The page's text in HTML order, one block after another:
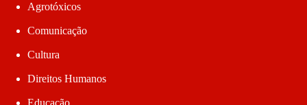
Agrotóxicos
Comunicação
Cultura
Direitos Humanos